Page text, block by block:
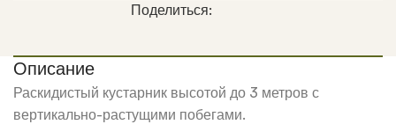
Поделиться:
Описание
Раскидистый кустарник высотой до 3 метров с
вертикально-растущими побегами.